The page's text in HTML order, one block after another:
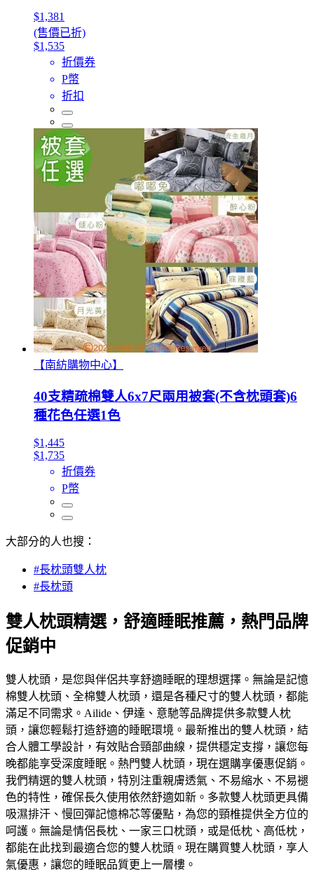
$1,381
(售價已折)
$1,535
折價券
P幣
折扣
【南紡購物中心】
40支精疏棉雙人6x7尺兩用被套(不含枕頭套)6
種花色任選1色
$1,445
$1,735
折價券
P幣
大部分的人也搜：
#長枕頭雙人枕
#長枕頭
雙人枕頭精選，舒適睡眠推薦，熱門品牌
促銷中
雙人枕頭，是您與伴侶共享舒適睡眠的理想選擇。無論是記憶
棉雙人枕頭、全棉雙人枕頭，還是各種尺寸的雙人枕頭，都能
滿足不同需求。Ailide、伊達、意馳等品牌提供多款雙人枕
頭，讓您輕鬆打造舒適的睡眠環境。最新推出的雙人枕頭，結
合人體工學設計，有效貼合頸部曲線，提供穩定支撐，讓您每
晚都能享受深度睡眠。熱門雙人枕頭，現在選購享優惠促銷。
我們精選的雙人枕頭，特別注重親膚透氣、不易縮水、不易褪
色的特性，確保長久使用依然舒適如新。多款雙人枕頭更具備
吸濕排汗、慢回彈記憶棉芯等優點，為您的頸椎提供全方位的
呵護。無論是情侶長枕、一家三口枕頭，或是低枕、高低枕，
都能在此找到最適合您的雙人枕頭。現在購買雙人枕頭，享人
氣優惠，讓您的睡眠品質更上一層樓。